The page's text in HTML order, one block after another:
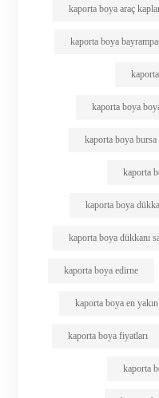
kaporta boya araç
kaporta boya
kaporta boya
kaporta boya bursa
kaporta
kaporta boya
kaporta boya dükkanı
kaporta boya edirne
kaporta boya en yakın
kaporta boya fiyatları
kaporta